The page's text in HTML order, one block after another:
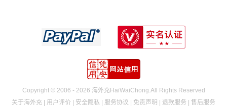
Copyright © 2006 - 2026 海外充HaiWaiChong.All Rights Reserved
关于海外充
用户评价 安全隐私 服务协议 免责声明 退款服务
售后服务